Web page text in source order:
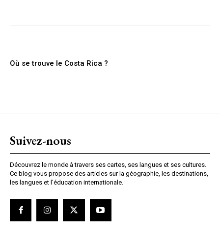
Où se trouve le Costa Rica ?
Suivez-nous
Découvrez le monde à travers ses cartes, ses langues et ses cultures.
Ce blog vous propose des articles sur la géographie, les destinations,
les langues et l’éducation internationale.